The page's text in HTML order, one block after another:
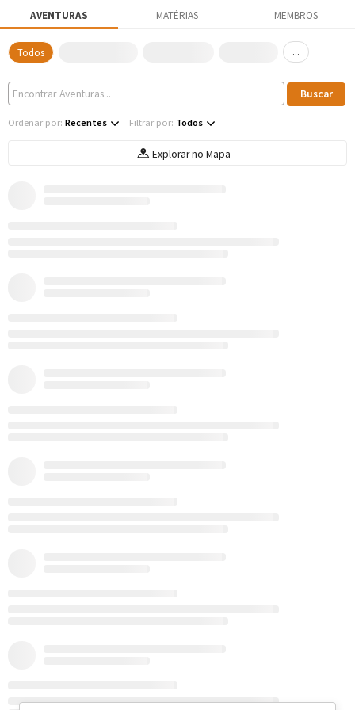
AVENTURAS MATÉRIAS MEMBROS
Todos ...
Ordenar por: Recentes Filtrar por: Todos
Explorar no Mapa